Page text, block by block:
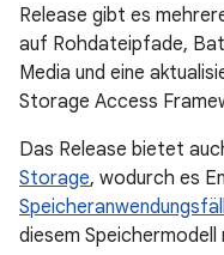
Release gibt es
auf Rohdateipfade,
Media und eine
Storage Access
Das Release bietet
Storage, wodurch es
diesem Speichermodell